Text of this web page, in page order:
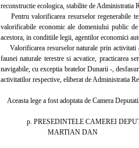
reconstructie ecologica, stabilite de
Pentru valorificarea resurselor regenerabile
valorificabile economic ale domeniului public
acestora, in conditiile legii, agentilor economici
Valorificarea resurselor naturale prin activitati
faunei naturale terestre si acvatice, practicarea
navigabile, cu exceptia bratelor Dunarii -,
activitatilor respective, eliberat de Administratia
Aceasta lege a fost adoptata de Camera
p. PRESEDINTELE CAMEREI
MARTIAN DAN